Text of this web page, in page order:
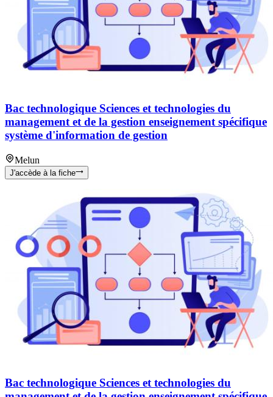
Bac technologique Sciences et technologies du
management et de la gestion enseignement spécifique
système d'information de gestion
Melun
J'accède à la fiche
Bac technologique Sciences et technologies du